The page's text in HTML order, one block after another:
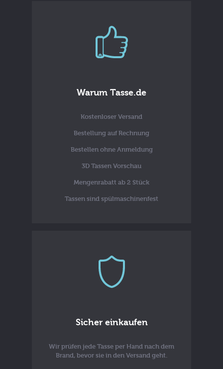
Warum Tasse.de
Kostenloser Versand
Bestellung auf Rechnung
Bestellen ohne Anmeldung
3D Tassen Vorschau
Mengenrabatt ab 2 Stück
Tassen sind spülmaschinenfest
Sicher einkaufen
Wir prüfen jede Tasse per Hand nach dem
Brand, bevor sie in den Versand geht.